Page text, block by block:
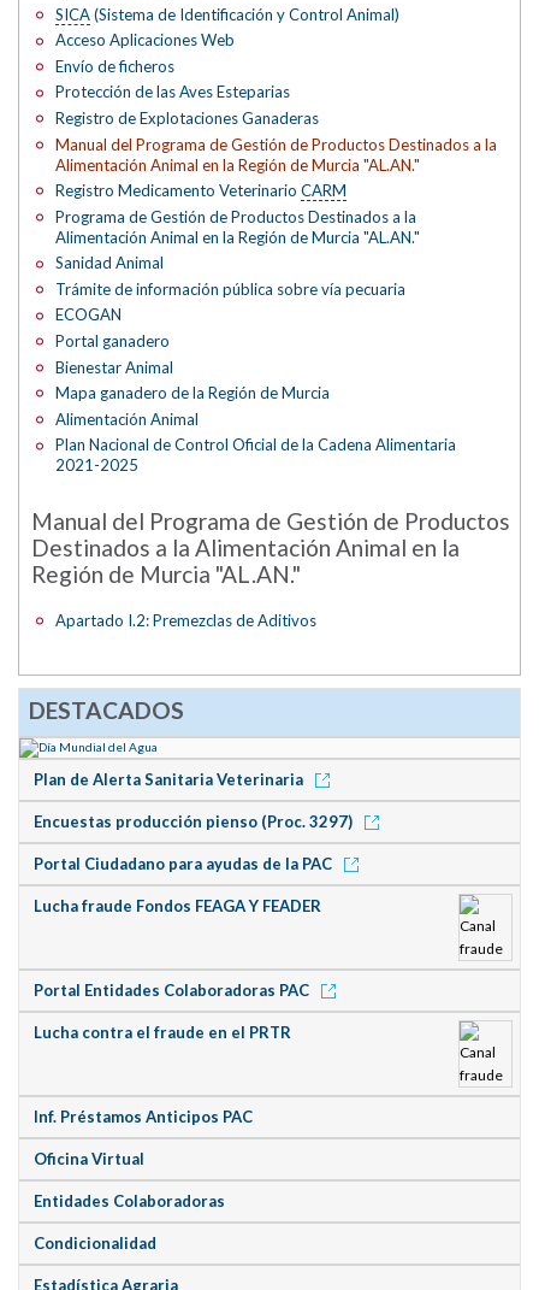
SICA(Sistema de Identificación y Control Animal)
Acceso Aplicaciones Web
Envío de ficheros
Protección de las Aves Esteparias
Registro de Explotaciones Ganaderas
Manual del Programa de Gestión de Productos Destinados a la
Alimentación Animal en la Región de Murcia "AL.AN."
Registro Medicamento VeterinarioCARM
Programa de Gestión de Productos Destinados a la
Alimentación Animal en la Región de Murcia "AL.AN."
Sanidad Animal
Trámite de información pública sobre vía pecuaria
ECOGAN
Portal ganadero
Bienestar Animal
Mapa ganadero de la Región de Murcia
Alimentación Animal
Plan Nacional de Control Oficial de la Cadena Alimentaria
2021-2025
Manual del Programa de Gestión de Productos
Destinados a la Alimentación Animal en la
Región de Murcia "AL.AN."
Apartado I.2: Premezclas de Aditivos
DESTACADOS
Plan de Alerta Sanitaria Veterinaria
Encuestas producción pienso (Proc. 3297)
Portal Ciudadano para ayudas de la PAC
Lucha fraude Fondos FEAGA Y FEADER
Portal Entidades Colaboradoras PAC
Lucha contra el fraude en el PRTR
Inf. Préstamos Anticipos PAC
Oficina Virtual
Entidades Colaboradoras
Condicionalidad
Estadística Agraria